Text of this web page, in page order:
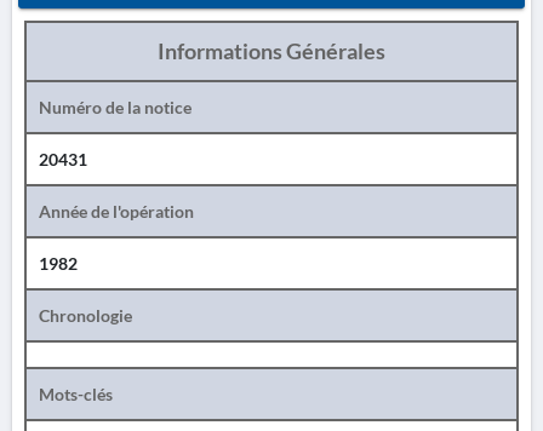
Informations Générales
Numéro de la notice
20431
Année de l'opération
1982
Chronologie
Mots-clés